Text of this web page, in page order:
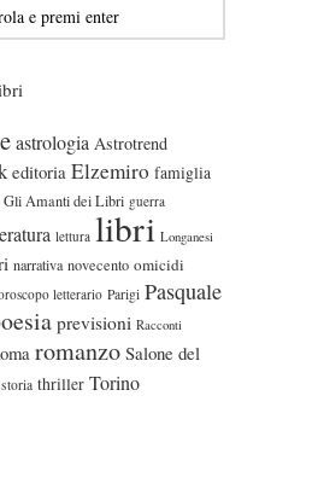
astrologia Astrotrend
editoria Elzemiro famiglia
Gli Amanti dei Libri guerra
lettura libri Longanesi
narrativa novecento omicidi
letterario Parigi Pasquale
previsioni Racconti
romanzo Salone del
storia thriller Torino